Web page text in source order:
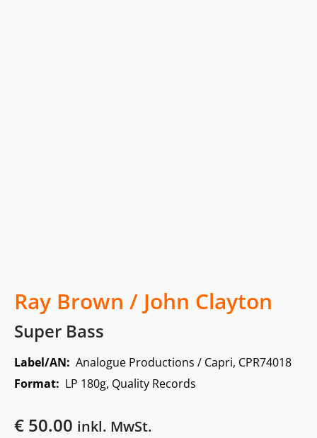
Ray Brown / John Clayton
Super Bass
Label/AN: Analogue Productions / Capri, CPR74018
Format: LP 180g, Quality Records
€ 50.00 inkl. MwSt.